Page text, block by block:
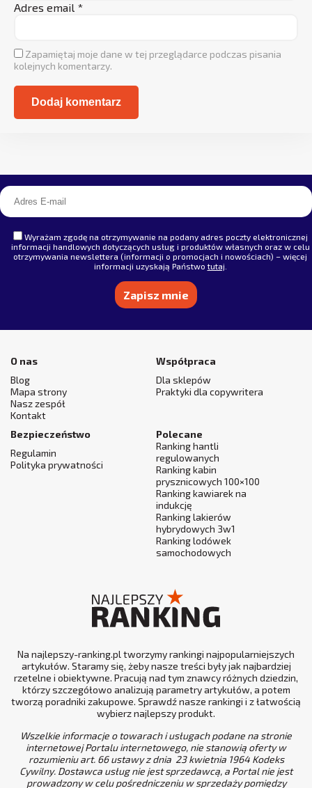
Adres email *
Zapamiętaj moje dane w tej przeglądarce podczas pisania
kolejnych komentarzy.
Wyrażam zgodę na otrzymywanie na podany adres poczty elektronicznej
informacji handlowych dotyczących usług i produktów własnych oraz w celu
otrzymywania newslettera (informacji o promocjach i nowościach) – więcej
informacji uzyskają Państwotutaj
O nas
Blog
Mapa strony
Nasz zespół
Kontakt
Współpraca
Dla sklepów
Praktyki dla copywritera
Bezpieczeństwo
Regulamin
Polityka prywatności
Polecane
Ranking hantli
regulowanych
Ranking kabin
prysznicowych 100×100
Ranking kawiarek na
indukcję
Ranking lakierów
hybrydowych 3w1
Ranking lodówek
samochodowych
Na najlepszy-ranking.pl tworzymy rankingi najpopularniejszych
artykułów. Staramy się, żeby nasze treści były jak najbardziej
rzetelne i obiektywne. Pracują nad tym znawcy różnych dziedzin,
którzy szczegółowo analizują parametry artykułów, a potem
tworzą poradniki zakupowe. Sprawdź nasze rankingi i z łatwością
wybierz najlepszy produkt.
Wszelkie informacje o towarach i usługach podane na stronie
internetowej Portalu internetowego, nie stanowią oferty w
rozumieniu art. 66 ustawy z dnia 23 kwietnia 1964 Kodeks
Cywilny. Dostawca usług nie jest sprzedawcą, a Portal nie jest
prowadzony w celu pośredniczeniu w sprzedaży pomiędzy